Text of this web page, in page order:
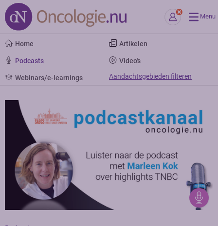
Menu
Home Artikelen
Podcasts Video's
Webinars/e-learnings Aandachtsgebieden filteren